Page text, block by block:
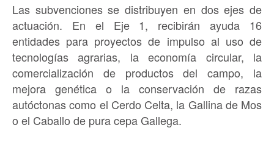
Las subvenciones se distribuyen en dos ejes de
actuación. En el Eje 1, recibirán ayuda 16
entidades para proyectos de impulso al uso de
tecnologías agrarias, la economía circular, la
comercialización de productos del campo, la
mejora genética o la conservación de razas
autóctonas como el Cerdo Celta, la Gallina de Mos
o el Caballo de pura cepa Gallega.